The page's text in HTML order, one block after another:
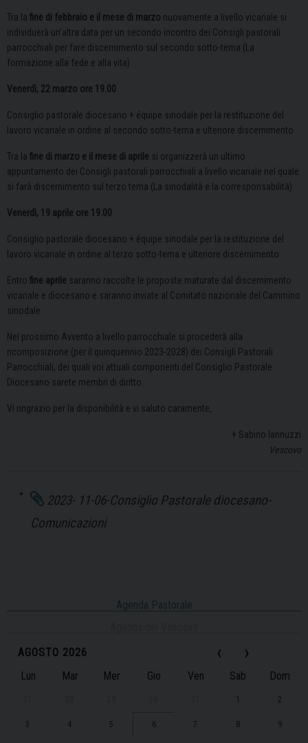
Tra la fine di febbraio e il mese di marzo nuovamente a livello vicariale si
individuerà un’altra data per un secondo incontro dei Consigli pastorali
parrocchiali per fare discernimento sul secondo sotto-tema (La
formazione alla fede e alla vita)
Venerdì, 22 marzo ore 19.00
Consiglio pastorale diocesano + équipe sinodale per la restituzione del
lavoro vicariale in ordine al secondo sotto-tema e ulteriore discernimento
Tra la fine di marzo e il mese di aprile si organizzerà un ultimo
appuntamento dei Consigli pastorali parrocchiali a livello vicariale nel quale
si farà discernimento sul terzo tema (La sinodalità e la corresponsabilità)
Venerdì, 19 aprile ore 19.00
Consiglio pastorale diocesano + équipe sinodale per la restituzione del
lavoro vicariale in ordine al terzo sotto-tema e ulteriore discernimento
Entro fine aprile saranno raccolte le proposte maturate dal discernimento
vicariale e diocesano e saranno inviate al Comitato nazionale del Cammino
sinodale
Nel prossimo Avvento a livello parrocchiale si procederà alla
ricomposizione (per il quinquennio 2023-2028) dei Consigli Pastorali
Parrocchiali, dei quali voi attuali componenti del Consiglio Pastorale
Diocesano sarete membri di diritto.
Vi ringrazio per la disponibilità e vi saluto caramente,
+ Sabino Iannuzzi
Vescovo
2023- 11-06-Consiglio Pastorale diocesano-
Comunicazioni
Agenda Pastorale
‹
AGOSTO 2026 ›
Lun Mar Mer Gio Ven Sab Dom
1 2
3 4 5 6 7 8 9